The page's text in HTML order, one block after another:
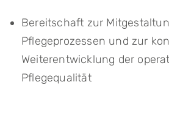
Bereitschaft zur
Pflegeprozessen und zur
Weiterentwicklung der
Pflegequalität